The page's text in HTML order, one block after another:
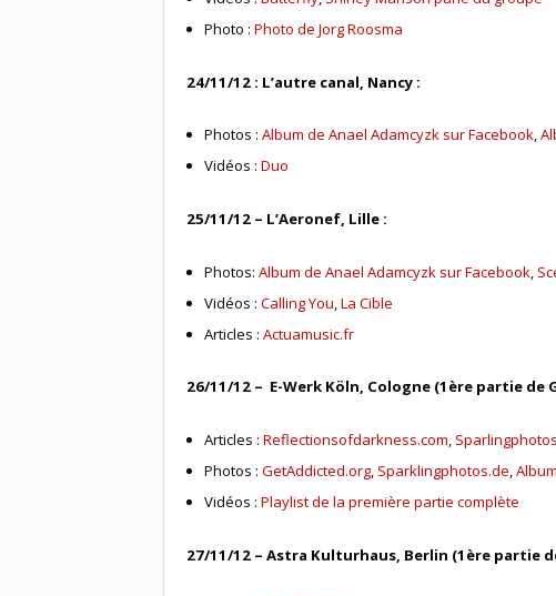
Photo :Photo de Jorg Roosma
24/11/12 : L’autre canal, Nancy :
Photos :Album de Anael Adamcyzk sur Facebook,
Vidéos :Duo
25/11/12 – L’Aeronef, Lille :
Photos:Album de Anael Adamcyzk sur Facebook,
Vidéos :Calling You,La Cible
Articles :Actuamusic.fr
26/11/12 – E-Werk Köln, Cologne (1ère partie de
Articles :Reflectionsofdarkness.com,
Photos :GetAddicted.org, Sparklingphotos.de,
Vidéos :Playlist de la première partie complète
27/11/12 – Astra Kulturhaus, Berlin (1ère partie